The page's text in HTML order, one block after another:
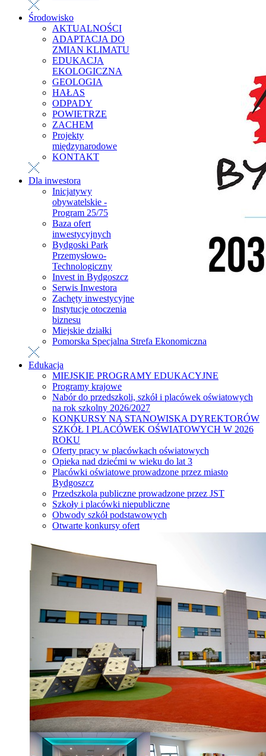
Środowisko
AKTUALNOŚCI
ADAPTACJA DO
ZMIAN KLIMATU
EDUKACJA
EKOLOGICZNA
GEOLOGIA
HAŁAS
ODPADY
POWIETRZE
ZACHEM
Projekty
międzynarodowe
KONTAKT
Dla inwestora
Inicjatywy
obywatelskie -
Program 25/75
Baza ofert
inwestycyjnych
Bydgoski Park
Przemysłowo-
Technologiczny
Invest in Bydgoszcz
Serwis Inwestora
Zachęty inwestycyjne
Instytucje otoczenia
biznesu
Miejskie działki
Pomorska Specjalna Strefa Ekonomiczna
Edukacja
MIEJSKIE PROGRAMY EDUKACYJNE
Programy krajowe
Nabór do przedszkoli, szkół i placówek oświatowych
na rok szkolny 2026/2027
KONKURSY NA STANOWISKA DYREKTORÓW
SZKÓŁ I PLACÓWEK OŚWIATOWYCH W 2026
ROKU
Oferty pracy w placówkach oświatowych
Opieka nad dziećmi w wieku do lat 3
Placówki oświatowe prowadzone przez miasto
Bydgoszcz
Przedszkola publiczne prowadzone przez JST
Szkoły i placówki niepubliczne
Obwody szkół podstawowych
Otwarte konkursy ofert